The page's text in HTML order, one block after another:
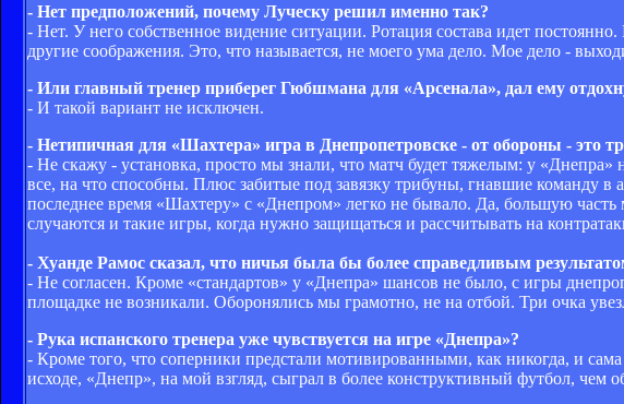
- Нет предположений, почему Луческу решил именно так?
- Нет. У него собственное видение ситуации. Ротация состава идет
другие соображения. Это, что называется, не моего ума дело. Мое дело -
- Или главный тренер приберег Гюбшмана для «Арсенала», дал ему
- И такой вариант не исключен.
- Нетипичная для «Шахтера» игра в Днепропетровске - от обороны - это
- Не скажу - установка, просто мы знали, что матч будет тяжелым: у
все, на что способны. Плюс забитые под завязку трибуны, гнавшие команду в
последнее время «Шахтеру» с «Днепром» легко не бывало. Да, большую
случаются и такие игры, когда нужно защищаться и рассчитывать на
- Хуанде Рамос сказал, что ничья была бы более справедливым
- Не согласен. Кроме «стандартов» у «Днепра» шансов не было, с игры
площадке не возникали. Оборонялись мы грамотно, не на отбой. Три очка
- Рука испанского тренера уже чувствуется на игре «Днепра»?
- Кроме того, что соперники предстали мотивированными, как никогда, и
исходе, «Днепр», на мой взгляд, сыграл в более конструктивный футбол, чем